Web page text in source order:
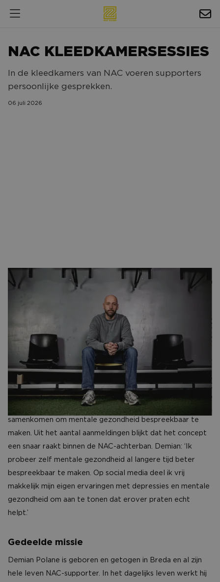
AGENDA
NAC KLEEDKAMERSESSIES
In de kleedkamers van NAC voeren supporters
persoonlijke gesprekken.
06 juli 2026
Een bijzonder mooi project dat een bijna cliché start kent.
Het idee voor de NAC Kleedkamersessies begon in een
café met een goed gesprek en wat gekrabbel op een
bierviltje. Het taboe op mentale gezondheid was het
uitgangspunt, een plek waar NAC-supporters open
gesprekken kunnen voeren is het resultaat. Initiatiefnemer
Demian Polane vertelt er met passie over.
Het project stond binnen een half jaar op poten: een reeks
bijeenkomsten in het Rat Verlegh Stadion waar supporters
samenkomen om mentale gezondheid bespreekbaar te
maken. Uit het aantal aanmeldingen blijkt dat het concept
een snaar raakt binnen de NAC-achterban. Demian: ‘Ik
probeer zelf mentale gezondheid al langere tijd beter
bespreekbaar te maken. Op social media deel ik vrij
makkelijk mijn eigen ervaringen met depressies en mentale
gezondheid om aan te tonen dat erover praten echt
helpt.’
Gedeelde missie
Demian Polane is geboren en getogen in Breda en al zijn
hele leven NAC-supporter. In het dagelijks leven werkt hij